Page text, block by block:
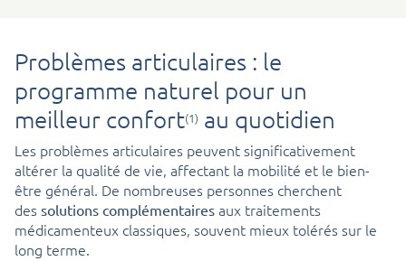
Problèmes articulaires : le
programme naturel pour un
meilleur confort(1) au quotidien
Les problèmes articulaires peuvent significativement
altérer la qualité de vie, affectant la mobilité et le bien-
être général. De nombreuses personnes cherchent
des solutions complémentaires aux traitements
médicamenteux classiques, souvent mieux tolérés sur le
long terme.